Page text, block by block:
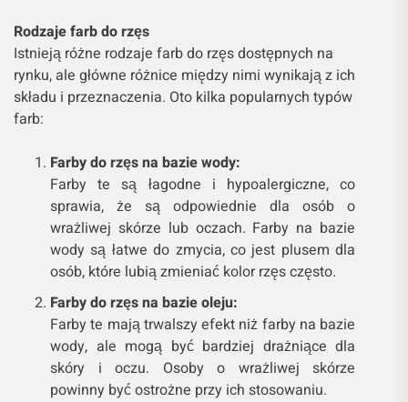
Rodzaje farb do rzęs
Istnieją różne rodzaje farb do rzęs dostępnych na
rynku, ale główne różnice między nimi wynikają z ich
składu i przeznaczenia. Oto kilka popularnych typów
farb:
Farby do rzęs na bazie wody:
Farby te są łagodne i hypoalergiczne, co
sprawia, że są odpowiednie dla osób o
wrażliwej skórze lub oczach. Farby na bazie
wody są łatwe do zmycia, co jest plusem dla
osób, które lubią zmieniać kolor rzęs często.
Farby do rzęs na bazie oleju:
Farby te mają trwalszy efekt niż farby na bazie
wody, ale mogą być bardziej drażniące dla
skóry i oczu. Osoby o wrażliwej skórze
powinny być ostrożne przy ich stosowaniu.